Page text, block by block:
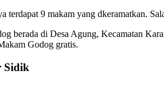
terdapat 9 makam yang dkeramatkan.
berada di Desa Agung, Kecamatan
Godog gratis.
Sidik